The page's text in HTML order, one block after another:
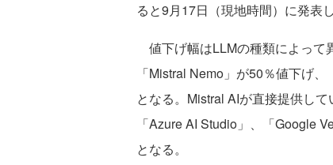
ると9月17日（現地時間）に発表し
値下げ幅はLLMの種類によって
「Mistral Nemo」が50％値下げ
となる。Mistral AIが直接提供し
「Azure AI Studio」、「Google
となる。